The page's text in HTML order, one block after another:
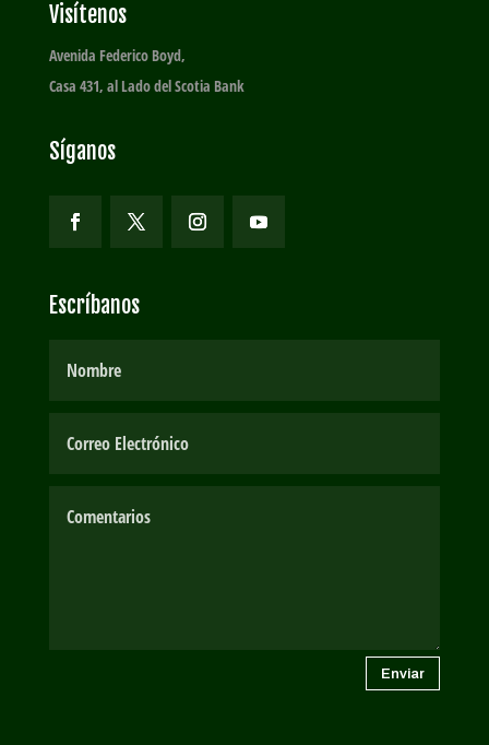
Visítenos
Avenida Federico Boyd,
Casa 431, al Lado del Scotia Bank
Síganos
Escríbanos
Enviar